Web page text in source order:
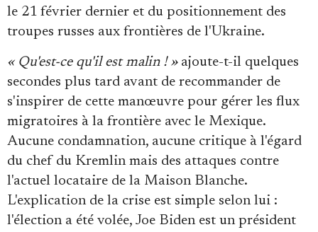
le 21 février dernier et du positionnement des
troupes russes aux frontières de l'Ukraine.
« Qu'est-ce qu'il est malin ! »ajoute-t-il quelques
secondes plus tard avant de recommander de
s'inspirer de cette manœuvre pour gérer les flux
migratoires à la frontière avec le Mexique.
Aucune condamnation, aucune critique à l'égard
du chef du Kremlin mais des attaques contre
l'actuel locataire de la Maison Blanche.
L'explication de la crise est simple selon lui :
l'élection a été volée, Joe Biden est un président